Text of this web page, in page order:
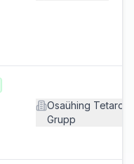
Osaühing Tetaro
Grupp